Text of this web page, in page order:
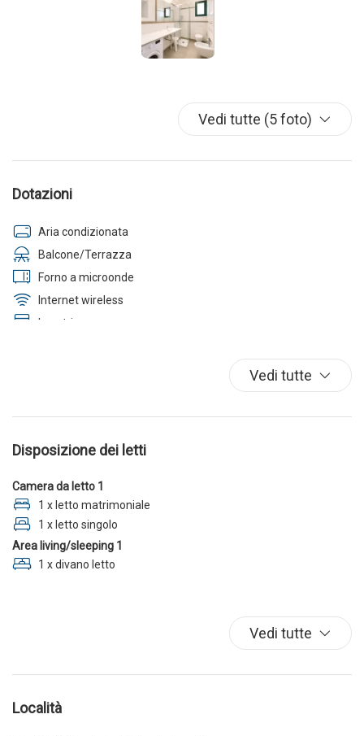
Vedi tutte (5 foto)
Dotazioni
Aria condizionata
Balcone/Terrazza
Forno a microonde
Internet wireless
Lavatrice
Vedi tutte
Disposizione dei letti
Camera da letto 1
1 x letto matrimoniale
1 x letto singolo
Area living/sleeping 1
1 x divano letto
Vedi tutte
Località